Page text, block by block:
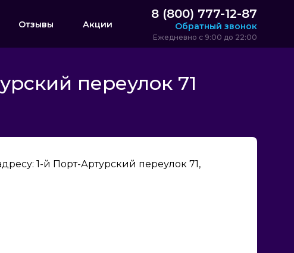
Отзывы Акции
8 (800) 777-12-87
Обратный звонок
Ежедневно с 9:00 до 22:00
переулок 71
1-й Порт-Артурский переулок 71,